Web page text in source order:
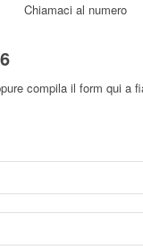
Chiamaci al numero
compila il form qui a